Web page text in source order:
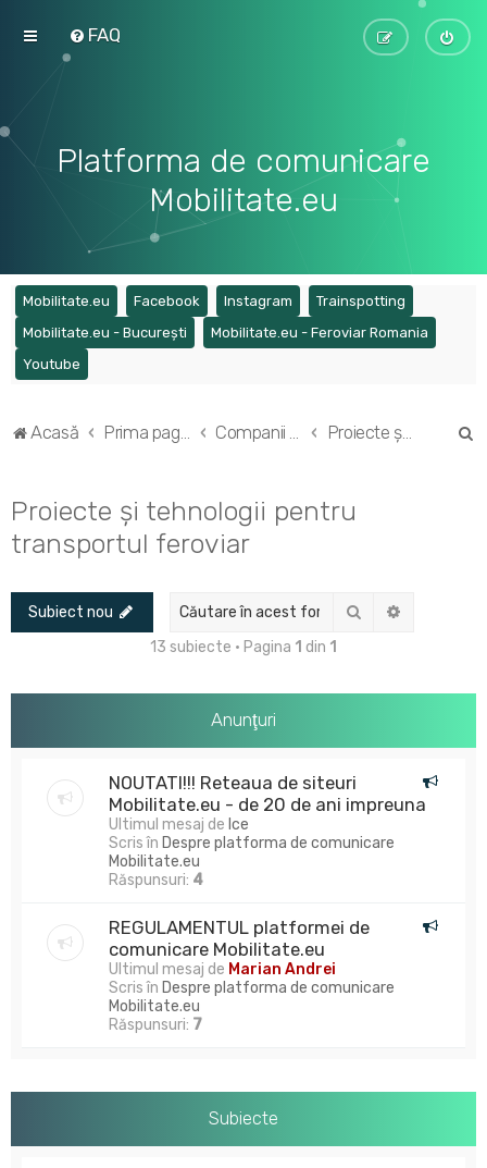
FAQ
Platforma de comunicare
Mobilitate.eu
Mobilitate.eu (Opens a new tab)
Facebook (Opens a new tab)
Instagram (Opens a new tab)
Trainspotting
Mobilitate.eu - București (Opens a new tab)
Mobilitate.eu - Feroviar Romania
Youtube
Acasă Prima pagină Companii și tehnologii în transportul feroviar Proiecte și tehnologii pentru transportul feroviar
Proiecte și tehnologii pentru
transportul feroviar
Subiect nou Căutare
13 subiecte • Pagina 1 din 1
Anunţuri
NOUTATI!!! Reteaua de siteuri
Mobilitate.eu - de 20 de ani impreuna
Ultimul mesaj de Ice
Scris în Despre platforma de comunicare
Mobilitate.eu
Răspunsuri: 4
REGULAMENTUL platformei de
comunicare Mobilitate.eu
Ultimul mesaj de Marian Andrei
Scris în Despre platforma de comunicare
Mobilitate.eu
Răspunsuri: 7
Subiecte